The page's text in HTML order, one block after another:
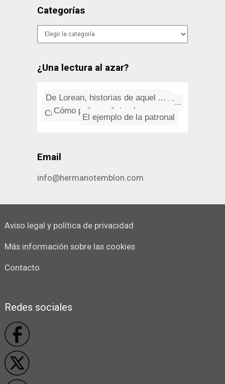
Categorías
Categorías
¿Una lectura al azar?
Hilario Camacho: Pequeña muer...
¿Por qué los astrónomos no ...
Cómo tratar a las mujeres
Lofoten, el archipiélago pola...
Ambrose Bierce: El Diccionario...
Lagartija Nick: Solo Amnesia y...
Cry Before Dawn: The Seed That...
Cómo pulir un disipador
De Lorean, historias de aquel ...
El ejemplo de la patronal
Email
info@hermanotemblon.com
Aviso legal y política de privacidad
Más información sobre las cookies
Contacto
Redes sociales